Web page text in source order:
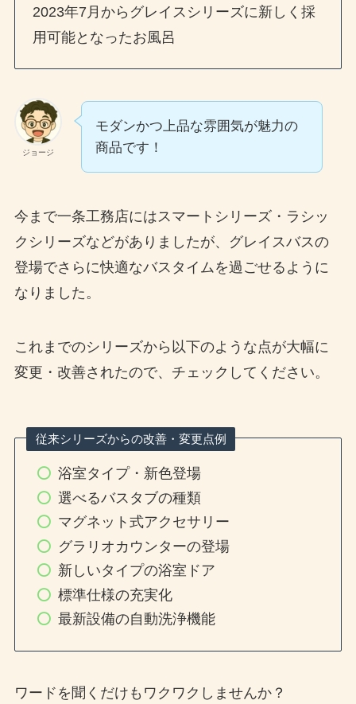
2023年7月からグレイスシリーズに新しく採
用可能となったお風呂
ジョージ
モダンかつ上品な雰囲気が魅力の
商品です！
今まで一条工務店にはスマートシリーズ・ラシッ
クシリーズなどがありましたが、グレイスバスの
登場でさらに快適なバスタイムを過ごせるように
なりました。
これまでのシリーズから以下のような点が大幅に
変更・改善されたので、チェックしてください。
従来シリーズからの改善・変更点例
浴室タイプ・新色登場
選べるバスタブの種類
マグネット式アクセサリー
グラリオカウンターの登場
新しいタイプの浴室ドア
標準仕様の充実化
最新設備の自動洗浄機能
ワードを聞くだけもワクワクしませんか？